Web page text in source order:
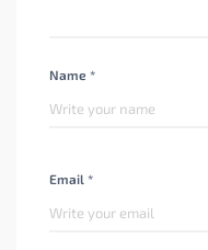
Name *
Email *